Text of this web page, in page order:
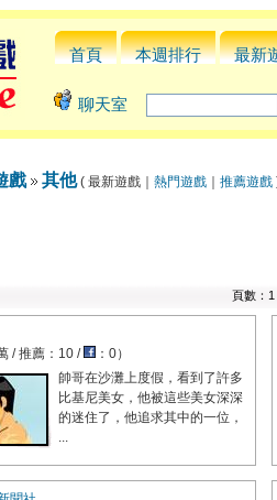
首頁 本週排行 最新
聊天室
戲 其他( 最新遊戲｜ 熱門遊戲｜ 推薦遊戲
頁數：1
/ 推薦：10 /
：0）
帥哥在沙灘上度假，看到了許多
比基尼美女，他被這些美女深深
的迷住了，他追求其中的一位，
...